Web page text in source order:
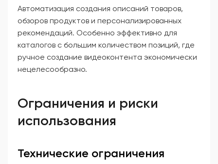
Автоматизация создания описаний товаров,
обзоров продуктов и персонализированных
рекомендаций. Особенно эффективно для
каталогов с большим количеством позиций, где
ручное создание видеоконтента экономически
нецелесообразно.
Ограничения и риски
использования
Технические ограничения